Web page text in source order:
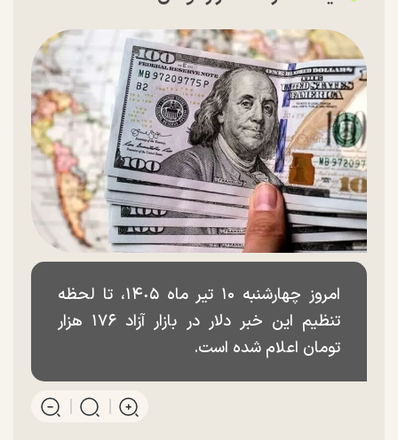
امروز چهارشنبه ۱۰ تیر ماه ١۴٠۵، تا لحظه
تنظیم این خبر دلار در بازار آزاد ۱۷۶ هزار
تومان اعلام شده است.